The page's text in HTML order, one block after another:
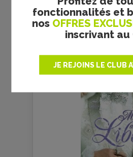
fonctionnalités et
nos OFFRES
inscrivant au
JE REJOINS LE CLUB
CRITIQUE